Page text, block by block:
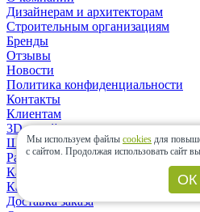
Дизайнерам и архитекторам
Строительным организациям
Бренды
Отзывы
Новости
Политика конфиденциальности
Контакты
Клиентам
3D-дизайн
Шоу-рум
Расчет материалов
Как сделать заказ?
Как выбрать плитку?
Доставка заказа
Мы используем файлы cookies для
с сайтом. Продолжая использовать сайт вы
ОК